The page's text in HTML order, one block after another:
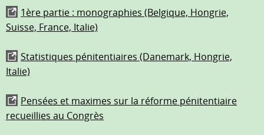
1ère partie : monographies (Belgique, Hongrie,
Suisse, France, Italie)
Statistiques pénitentiaires (Danemark, Hongrie,
Italie)
Pensées et maximes sur la réforme pénitentiaire
recueillies au Congrès